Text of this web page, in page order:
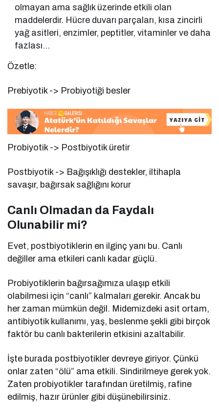
olmayan ama sağlık üzerinde etkili olan
maddelerdir. Hücre duvarı parçaları, kısa zincirli
yağ asitleri, enzimler, peptitler, vitaminler ve daha
fazlası…
Özetle:
Prebiyotik -> Probiyotiği besler
Probiyotik -> Postbiyotik üretir
Postbiyotik -> Bağışıklığı destekler, iltihapla
savaşır, bağırsak sağlığını korur
Canlı Olmadan da Faydalı
Olunabilir mi?
Evet, postbiyotiklerin en ilginç yanı bu. Canlı
değiller ama etkileri canlı kadar güçlü.
Probiyotiklerin bağırsağımıza ulaşıp etkili
olabilmesi için “canlı” kalmaları gerekir. Ancak bu
her zaman mümkün değil. Midemizdeki asit ortam,
antibiyotik kullanımı, yaş, beslenme şekli gibi birçok
faktör bu canlı bakterilerin etkisini azaltabilir.
İşte burada postbiyotikler devreye giriyor. Çünkü
onlar zaten “ölü” ama etkili. Sindirilmeye gerek yok.
Zaten probiyotikler tarafından üretilmiş, rafine
edilmiş, hazır ürünler gibi düşünebilirsiniz.